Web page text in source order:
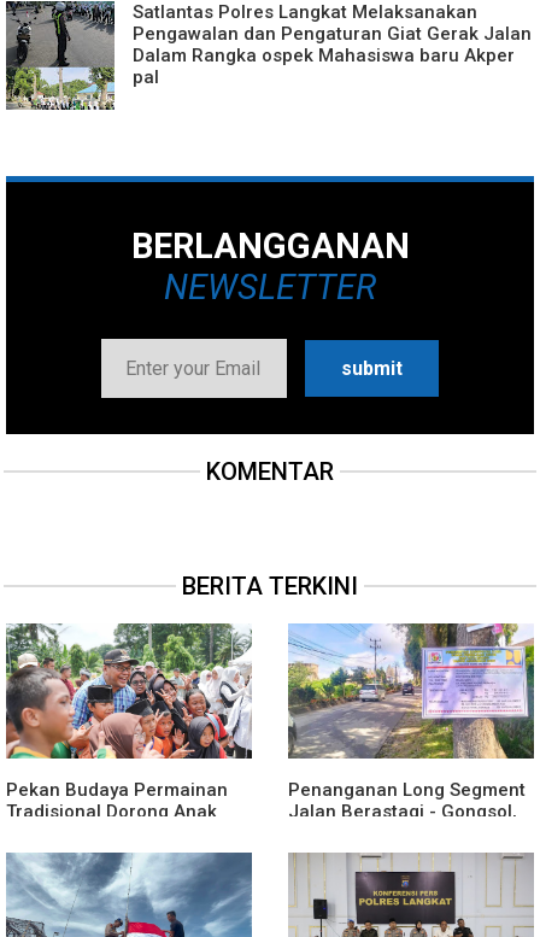
Satlantas Polres Langkat Melaksanakan
Pengawalan dan Pengaturan Giat Gerak Jalan
Dalam Rangka ospek Mahasiswa baru Akper
pal
BERLANGGANAN
NEWSLETTER
KOMENTAR
BERITA TERKINI
Pekan Budaya Permainan
Tradisional Dorong Anak
Ketergantungan Gadget
Penanganan Long Segment
Jalan Berastagi - Gongsol,
Tingkatkan Kenyamanan
Akses Wisata, Pertanian dan
Perekonomian